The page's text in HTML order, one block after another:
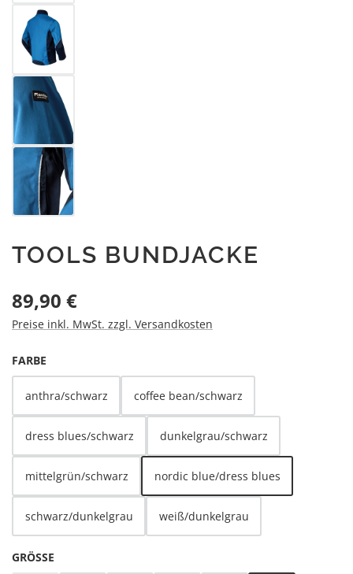
TOOLS BUNDJACKE
Regulärer Preis:
89,90 €
Preise inkl. MwSt. zzgl. Versandkosten
FARBE
anthra/schwarz coffee bean/schwarz
dress blues/schwarz dunkelgrau/schwarz
mittelgrün/schwarz nordic blue/dress blues
schwarz/dunkelgrau weiß/dunkelgrau
GRÖSSE